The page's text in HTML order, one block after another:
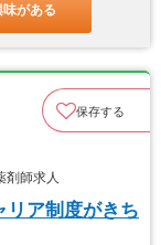
がある
保存する
師求人
リア制度がきち